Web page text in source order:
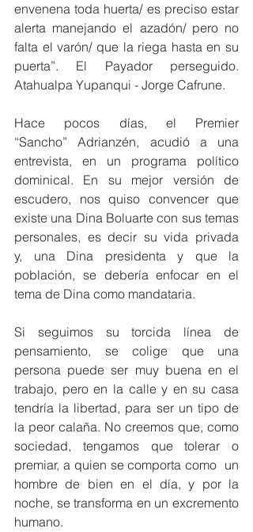
envenena toda huerta/ es preciso estar
alerta manejando el azadón/ pero no
falta el varón/ que la riega hasta en su
puerta”. El Payador perseguido.
Atahualpa Yupanqui - Jorge Cafrune.
Hace pocos días, el Premier
“Sancho” Adrianzén, acudió a una
entrevista, en un programa político
dominical. En su mejor versión de
escudero, nos quiso convencer que
existe una Dina Boluarte con sus temas
personales, es decir su vida privada
y, una Dina presidenta y que la
población, se debería enfocar en el
tema de Dina como mandataria.
Si seguimos su torcida línea de
pensamiento, se colige que una
persona puede ser muy buena en el
trabajo, pero en la calle y en su casa
tendría la libertad, para ser un tipo de
la peor calaña. No creemos que, como
sociedad, tengamos que tolerar o
premiar, a quien se comporta como  un
hombre de bien en el día, y por la
noche, se transforma en un excremento
humano.